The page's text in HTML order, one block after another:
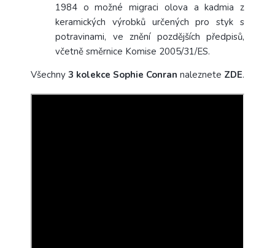
1984 o možné migraci olova a kadmia z
keramických výrobků určených pro styk s
potravinami, ve znění pozdějších předpisů,
včetně směrnice Komise 2005/31/ES.
Všechny 3 kolekce Sophie Conran naleznete ZDE.